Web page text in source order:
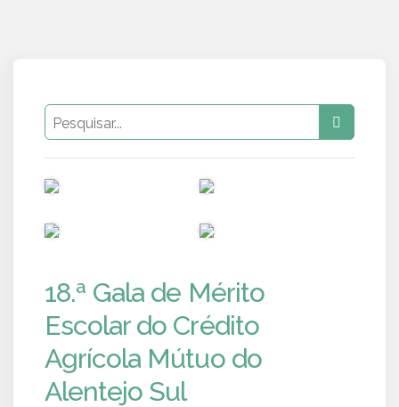
18.ª Gala de Mérito
Escolar do Crédito
Agrícola Mútuo do
Alentejo Sul